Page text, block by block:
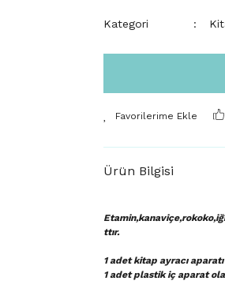
Kategori
Ürün Bilgisi
ttır.
1 adet kitap ayracı aparatı
1 adet plastik iç aparat